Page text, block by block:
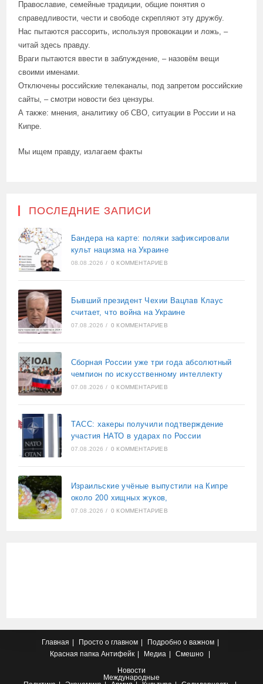
Православие, семейные традиции, общие понятия о
справедливости, чести и свободе скрепляют эту дружбу.
Нас пытаются рассорить, используя провокации и ложь, –
читай здесь правду.
Враги пытаются ввести в заблуждение, – назовём вещи
своими именами.
Отключены российские телеканалы, под запретом российские
сайты, – смотри новости без цензуры.
А также: мнения, аналитику об СВО, ситуации в России и на
Кипре.
Мы ищем правду, излагаем факты
ПОСЛЕДНИЕ ЗАПИСИ
Бандера на карте: поляки зафиксировали
культ нацизма на Украине
08.08.2026 / 0 КОММЕНТАРИЕВ
Бывший президент Чехии Вацлав Клаус
считает, что война на Украине
07.08.2026 / 0 КОММЕНТАРИЕВ
Сборная России уже три года абсолютный
чемпион по искусственному интеллекту
07.08.2026 / 0 КОММЕНТАРИЕВ
ТАСС: хакеры получили подтверждение
участия НАТО в ударах по России
07.08.2026 / 0 КОММЕНТАРИЕВ
Израильские учёные выпустили на Кипре
около 200 хищных жуков,
07.08.2026 / 0 КОММЕНТАРИЕВ
Главная Просто о главном
Подробно о важном
Красная папка Антифейк Медиа
Смешно
Новости
Международные